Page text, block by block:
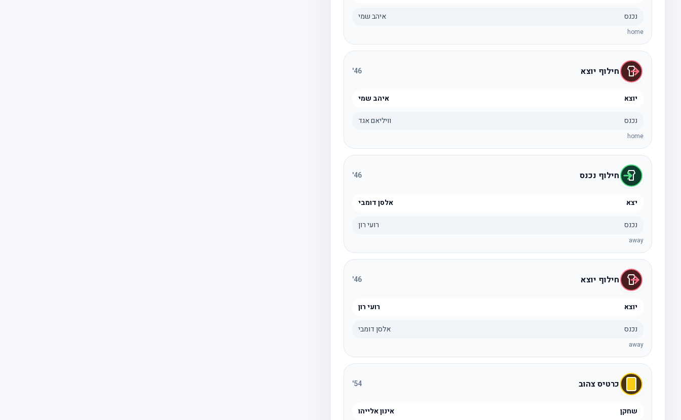
נכנס איהב שמי
home
חילוף יוצא 46
'
יוצא איהב שמי
נכנס וויליאם אגד
home
חילוף נכנס 46
'
יצא אלסן דומבי
נכנס רועי רון
away
חילוף יוצא 46
'
יוצא רועי רון
נכנס אלסן דומבי
away
כרטיס צהוב 54
'
שחקן אינון אלייהו